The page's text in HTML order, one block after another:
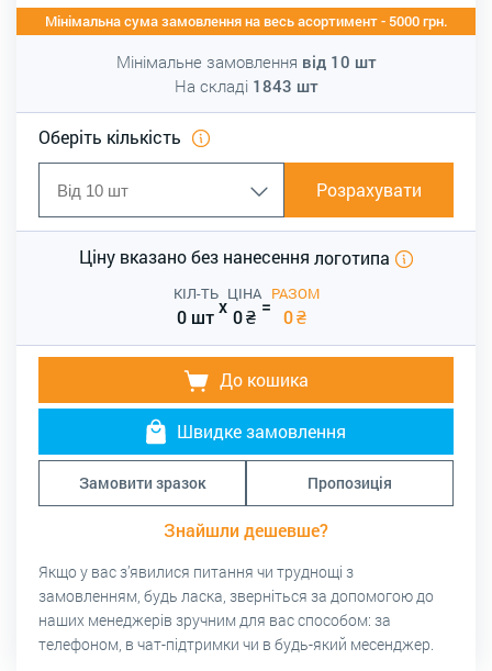
Мінімальна сума замовлення на весь асортимент - 5000 грн.
Мінімальне замовлення від 10 шт
На складі 1843 шт
Оберіть кількість
Розрахувати
Ціну вказано без нанесення логотипа
КІЛ-ТЬ
0 штx
ЦІНА
0₴ =
РАЗОМ
0₴
До кошика
Швидке замовлення
Замовити зразок Пропозиція
Знайшли дешевше?
Якщо у вас з’явилися питання чи труднощі з
замовленням, будь ласка, зверніться за допомогою до
наших менеджерів зручним для вас способом: за
телефоном, в чат-підтримки чи в будь-який месенджер.